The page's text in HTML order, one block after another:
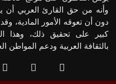
وأنه من حق القارئ العربي أن
دون أن تعوقه الأمور المادية،
كبير على تحقيق ذلك، وهذا
بالثقافة العربية ودعم